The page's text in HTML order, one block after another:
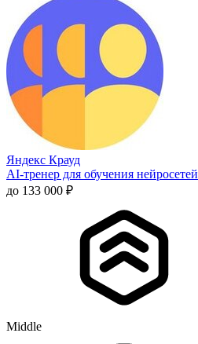
Яндекс Крауд
AI-тренер для обучения нейросетей
до 133 000 ₽
Middle